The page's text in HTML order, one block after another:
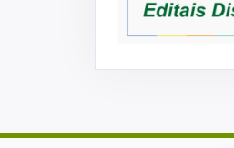
DE CHAMAMENTO PÚBLICO Nº.